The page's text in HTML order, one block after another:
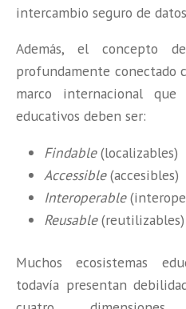
intercambio seguro de
Además, el concepto
profundamente conectado
marco internacional
educativos deben ser:
Findable(localizables)
Accessible(accesibles)
Interoperable
Reusable(reutilizables)
Muchos ecosistemas
todavía presentan